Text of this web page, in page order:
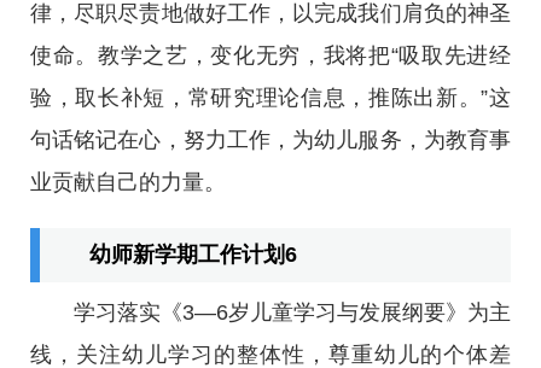
律，尽职尽责地做好工作，以完成我们肩负的神圣
使命。教学之艺，变化无穷，我将把“吸取先进经
验，取长补短，常研究理论信息，推陈出新。”这
句话铭记在心，努力工作，为幼儿服务，为教育事
业贡献自己的力量。
幼师新学期工作计划6
学习落实《3—6岁儿童学习与发展纲要》为主
线，关注幼儿学习的整体性，尊重幼儿的个体差